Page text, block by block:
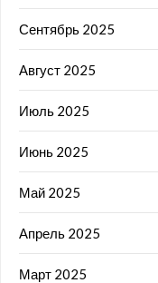
Сентябрь 2025
Август 2025
Июль 2025
Июнь 2025
Май 2025
Апрель 2025
Март 2025